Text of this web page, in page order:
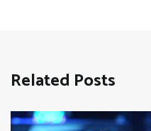
Related Posts